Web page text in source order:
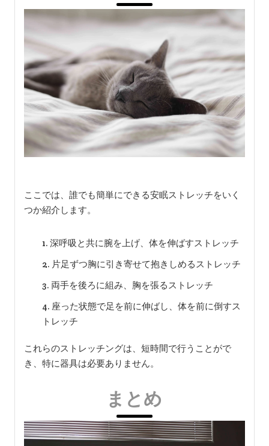
ここでは、誰でも簡単にできる安眠ストレッチをいく
つか紹介します。
深呼吸と共に腕を上げ、体を伸ばすストレッチ
片足ずつ胸に引き寄せて抱きしめるストレッチ
両手を後ろに組み、胸を張るストレッチ
座った状態で足を前に伸ばし、体を前に倒すス
トレッチ
これらのストレッチングは、短時間で行うことがで
き、特に器具は必要ありません。
まとめ